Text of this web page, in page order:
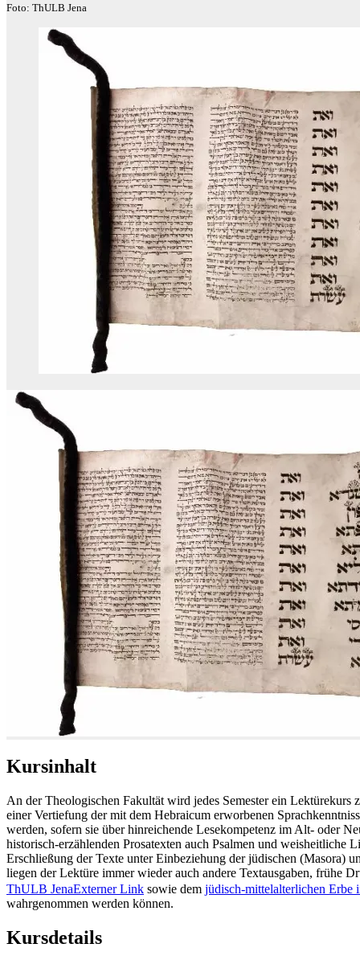
Foto: ThULB Jena
Kursinhalt
An der Theologischen Fakultät wird jedes Semester ein
einer Vertiefung der mit dem Hebraicum erworbenen
werden, sofern sie über hinreichende Lesekompetenz im Alt- oder
historisch-erzählenden Prosatexten auch Psalmen und
Erschließung der Texte unter Einbeziehung der jüdischen (Masora)
liegen der Lektüre immer wieder auch andere Textausgaben, frühe
ThULB JenaExterner Link sowie dem jüdisch-mittelalterlichen Erbe
wahrgenommen werden können.
Kursdetails